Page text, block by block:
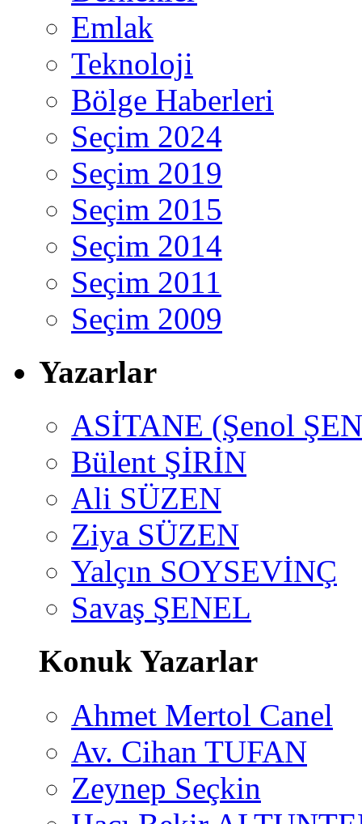
Emlak
Teknoloji
Bölge Haberleri
Seçim 2024
Seçim 2019
Seçim 2015
Seçim 2014
Seçim 2011
Seçim 2009
Yazarlar
ASİTANE (Şenol
Bülent ŞİRİN
Ali SÜZEN
Ziya SÜZEN
Yalçın SOYSEVİNÇ
Savaş ŞENEL
Konuk Yazarlar
Ahmet Mertol Canel
Av. Cihan TUFAN
Zeynep Seçkin